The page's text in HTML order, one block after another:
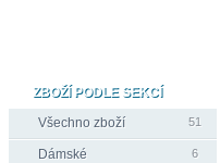
ZBOŽÍ PODLE SEKCÍ
Všechno zboží
51
Dámské 6